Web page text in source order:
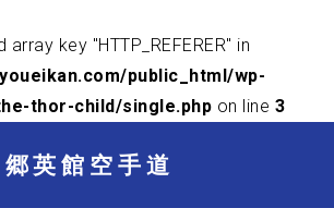
array key "HTTP_REFERER" in
public_html/wp-
thor-child/single.php on line 3
郷英館空手道